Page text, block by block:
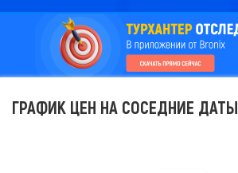
ГРАФИК ЦЕН НА СОСЕДНИЕ ДАТЫ